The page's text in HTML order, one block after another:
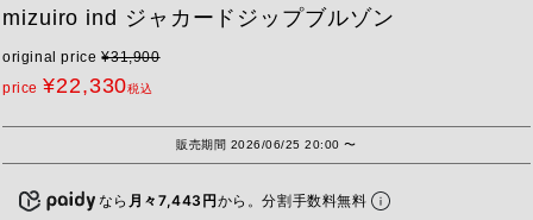
mizuiro ind ジャカードジップブルゾン
original price ¥31,900
price ¥22,330税込
販売期間 2026/06/25 20:00〜
なら 月々7,443円から。分割手数料無料